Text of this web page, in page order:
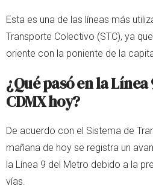
Esta es una de las líneas más
Transporte Colectivo (STC), ya
oriente con la poniente de la
¿Qué pasó en la
CDMX hoy?
De acuerdo con el Sistema de
mañana de hoy se registra un
la Línea 9 del Metro debido a la
vías.